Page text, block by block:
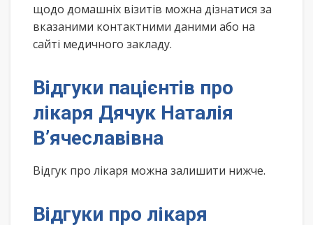
щодо домашніх візитів можна дізнатися за
вказаними контактними даними або на
сайті медичного закладу.
Відгуки пацієнтів про
лікаря Дячук Наталія
В’ячеславівна
Відгук про лікаря можна залишити нижче.
Відгуки про лікаря